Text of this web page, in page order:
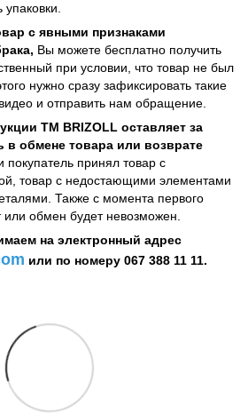
упаковки.
с явными признаками
Вы можете бесплатно получить
при условии, что товар не был
нужно сразу зафиксировать такие
и отправить нам обращение.
ТМ BRIZOLL оставляет за
в обмене товара или возврате
покупатель принял товар с
товар с недостающими элементами
Также с момента первого
или обмен будет невозможен.
на электронный адрес
или по номеру 067 388 11 11.